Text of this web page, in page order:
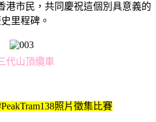
港市民，共同慶祝這個別具意義的
里程碑。
代山頂纜車
照片徵集比賽